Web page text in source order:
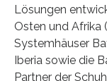
Lösungen
Osten und Afrika
Systemhäuser
Iberia sowie die
Partner der